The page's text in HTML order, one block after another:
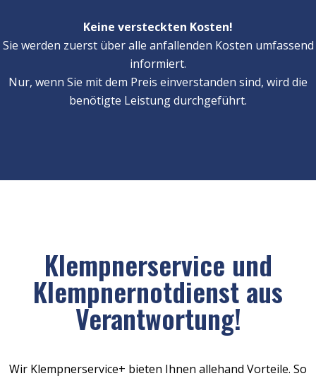
Keine versteckten Kosten!
Sie werden zuerst über alle anfallenden Kosten umfassend
informiert.
Nur, wenn Sie mit dem Preis einverstanden sind, wird die
benötigte Leistung durchgeführt.
Klempnerservice und
Klempnernotdienst aus
Verantwortung!
Wir Klempnerservice+ bieten Ihnen allehand Vorteile. So